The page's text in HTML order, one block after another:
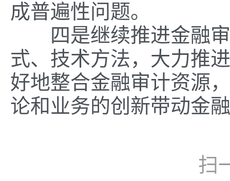
成普遍性问题。
四是继续推进金融审
式、技术方法，大力推
好地整合金融审计资源
论和业务的创新带动金
扫